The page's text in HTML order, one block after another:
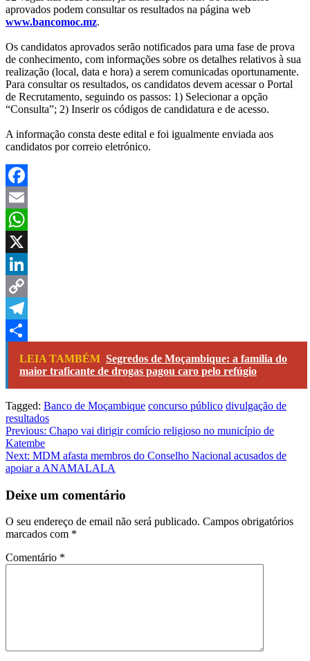
aprovados podem consultar os resultados na página web
www.bancomoc.mz.
Os candidatos aprovados serão notificados para uma fase de prova
de conhecimento, com informações sobre os detalhes relativos à sua
realização (local, data e hora) a serem comunicadas oportunamente.
Para consultar os resultados, os candidatos devem acessar o Portal
de Recrutamento, seguindo os passos: 1) Selecionar a opção
“Consulta”; 2) Inserir os códigos de candidatura e de acesso.
A informação consta deste edital e foi igualmente enviada aos
candidatos por correio eletrónico.
Facebook
Email
WhatsApp
X
LinkedIn
Copy
Link
Telegram
Share
LEIA TAMBÉM Segredos de Moçambique: a família do
maior traficante de drogas pagou caro pelo refúgio
Tagged: Banco de Moçambique concurso público divulgação de
resultados
Navegação
de
artigos
Previous: Chapo vai dirigir comício religioso no município de
Katembe
Next: MDM afasta membros do Conselho Nacional acusados de
apoiar a ANAMALALA
Deixe um comentário
O seu endereço de email não será publicado. Campos obrigatórios
marcados com *
Comentário *